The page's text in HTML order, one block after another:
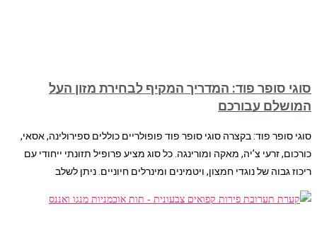
סוגי סופר פוד: המדריך המקיף לבחירת מזון העל
המושלם עבורכם
סוגי סופר פוד: בקצרה סוגי סופר פוד פופולריים כוללים ספירולינה, אסאי,
כורכום, זרעי צ’יה, מאקה ומורינגה. כל סוג מציע פרופיל תזונתי ייחודי עם
ריכוז גבוה של נוגדי חמצון, ויטמינים ומינרלים חיוניים. ניתן לשלב